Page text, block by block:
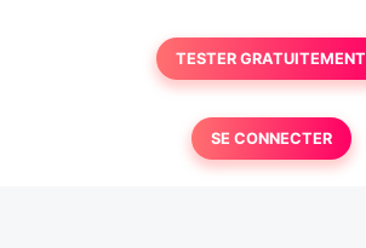
TESTER GRATUITEMENT
SE CONNECTER